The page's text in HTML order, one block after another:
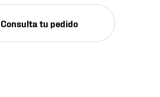
Consulta tu pedido